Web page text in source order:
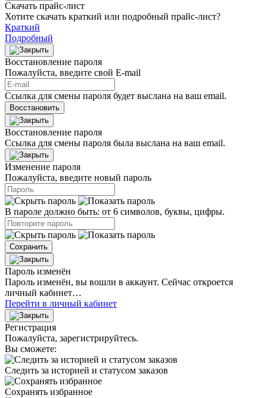
Скачать прайс-лист
Хотите скачать краткий или подробный прайс-лист?
Краткий
Подробный
Восстановление пароля
Пожалуйста, введите свой E‑mail
Ссылка для смены пароля будет выслана на ваш email.
Восстановить
Восстановление пароля
Ссылка для смены пароля была выслана на ваш email.
Изменение пароля
Пожалуйста, введите новый пароль
В пароле должно быть: от 6 символов, буквы, цифры.
Сохранить
Пароль изменён
Пароль изменён, вы вошли в аккаунт. Сейчас откроется
личный кабинет…
Перейти в личный кабинет
Регистрация
Пожалуйста, зарегистрируйтесь.
Вы сможете:
Следить за историей и статусом заказов
Сохранять избранное